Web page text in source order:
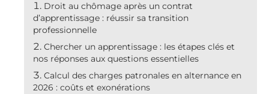
Droit au chômage après un contrat
d’apprentissage : réussir sa transition
professionnelle
Chercher un apprentissage : les étapes clés et
nos réponses aux questions essentielles
Calcul des charges patronales en alternance en
2026 : coûts et exonérations